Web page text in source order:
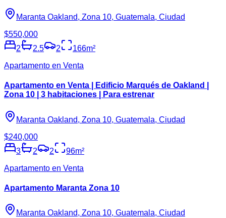
Maranta Oakland, Zona 10, Guatemala, Ciudad
$550,000
2
2.5 2 166m²
Apartamento en Venta
Apartamento en Venta | Edificio Marqués de Oakland |
Zona 10 | 3 habitaciones | Para estrenar
Maranta Oakland, Zona 10, Guatemala, Ciudad
$240,000
3
2 2 96m²
Apartamento en Venta
Apartamento Maranta Zona 10
Maranta Oakland, Zona 10, Guatemala, Ciudad